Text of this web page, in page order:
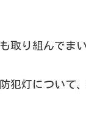
取り組んでまい
犯灯について